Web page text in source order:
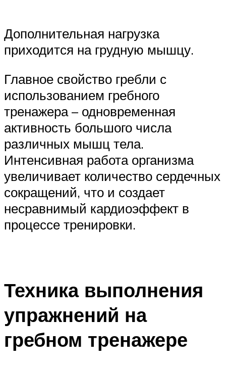
Дополнительная нагрузка
приходится на грудную мышцу.
Главное свойство гребли с
использованием гребного
тренажера – одновременная
активность большого числа
различных мышц тела.
Интенсивная работа организма
увеличивает количество сердечных
сокращений, что и создает
несравнимый кардиоэффект в
процессе тренировки.
Техника выполнения
упражнений на
гребном тренажере